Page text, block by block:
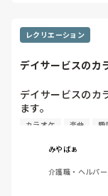
レクリエーション
デイサービスのカ
デイサービスのカ
ます。
1960~1970年代
カラオケ 楽曲 趣
みやばぁ
介護職・ヘルパ